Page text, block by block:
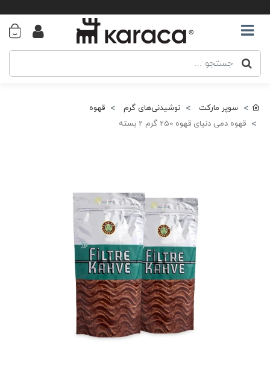
سوپر مارکت نوشیدنی‌های گرم
قهوه
قهوه دمی دنیای قهوه 250 گرم 2 بسته